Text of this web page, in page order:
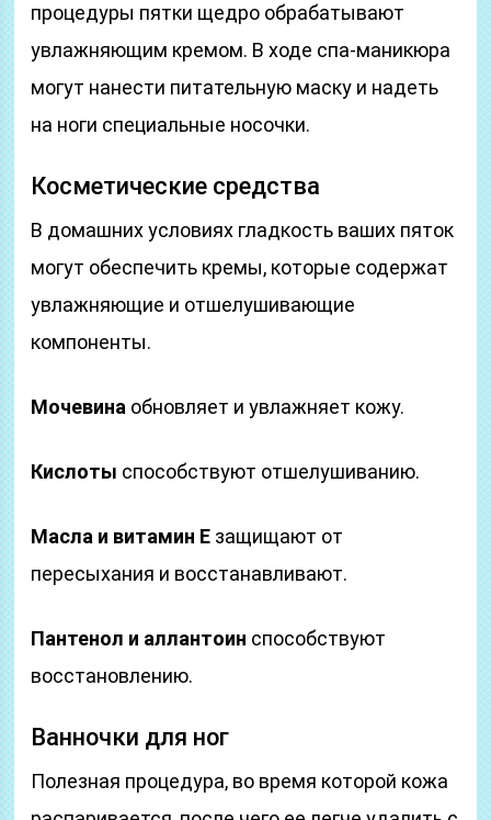
процедуры пятки щедро обрабатывают
увлажняющим кремом. В ходе спа-маникюра
могут нанести питательную маску и надеть
на ноги специальные носочки.
Косметические средства
В домашних условиях гладкость ваших пяток
могут обеспечить кремы, которые содержат
увлажняющие и отшелушивающие
компоненты.
Мочевина обновляет и увлажняет кожу.
Кислоты способствуют отшелушиванию.
Масла и витамин Е защищают от
пересыхания и восстанавливают.
Пантенол и аллантоин способствуют
восстановлению.
Ванночки для ног
Полезная процедура, во время которой кожа